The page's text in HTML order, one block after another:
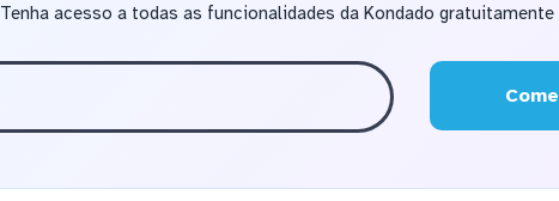
Tenha acesso a todas as funcionalidades da Kondado gratuitamente